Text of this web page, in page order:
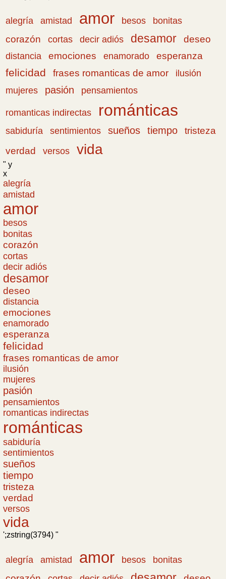
alegría amistad amor besos
bonitas
corazón
cortas decir adiós desamor deseo
distancia emociones enamorado esperanza
felicidad frases romanticas de amor
ilusión
mujeres
pasión pensamientos
romanticas indirectas románticas
sabiduría sentimientos sueños tiempo
tristeza
verdad
versos vida
" y
x
alegría
amistad
amor
besos
bonitas
corazón
cortas
decir adiós
desamor
deseo
distancia
emociones
enamorado
esperanza
felicidad
frases romanticas de amor
ilusión
mujeres
pasión
pensamientos
romanticas indirectas
románticas
sabiduría
sentimientos
sueños
tiempo
tristeza
verdad
versos
vida
';zstring(3794) "
alegría amistad amor besos
bonitas